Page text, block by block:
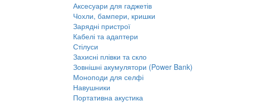
Аксесуари для гаджетів
Чохли, бампери, кришки
Зарядні пристрої
Кабелі та адаптери
Стілуси
Захисні плівки та скло
Зовнішні акумулятори (Power Bank)
Моноподи для селфі
Навушники
Портативна акустика